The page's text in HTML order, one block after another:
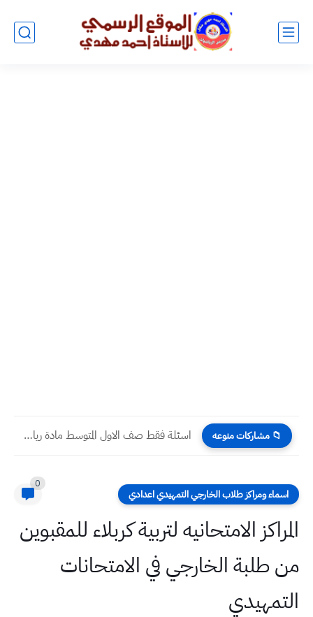
📁 مشاركات منوعه اسئلة فقط صف الاول المتوسط مادة رياضيات نهاية الكورس الثاني...
اسماء ومراكز طلاب الخارجي التمهيدي اعدادي
0
المراكز الامتحانيه لتربية كربلاء للمقبوين
من طلبة الخارجي في الامتحانات
التمهيدي